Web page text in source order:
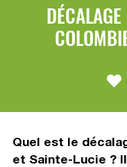
Quel est le
et Sainte-Lucie ?